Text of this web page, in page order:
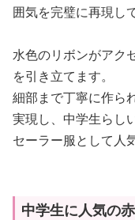
囲気を完璧に再現し
水色のリボンがアク
を引き立てます。
細部まで丁寧に作ら
実現し、中学生らし
セーラー服として人
中学生に人気の